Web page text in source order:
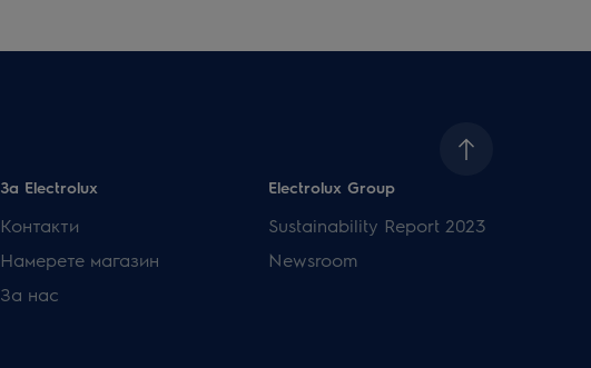
За Electrolux
Контакти
Намерете магазин
За нас
Electrolux Group
Sustainability Report 2023
Newsroom